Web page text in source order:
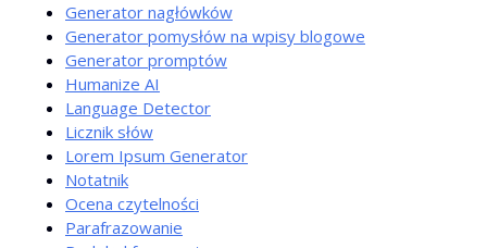
Generator nagłówków
Generator pomysłów na wpisy blogowe
Generator promptów
Humanize AI
Language Detector
Licznik słów
Lorem Ipsum Generator
Notatnik
Ocena czytelności
Parafrazowanie